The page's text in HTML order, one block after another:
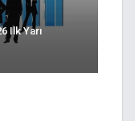
Ilk Yarı